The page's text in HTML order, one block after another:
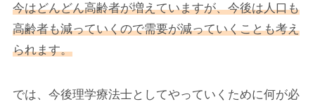
今はどんどん高齢者が増えていますが、今後は人口も
高齢者も減っていくので需要が減っていくことも考え
られます。
では、今後理学療法士としてやっていくために何が必